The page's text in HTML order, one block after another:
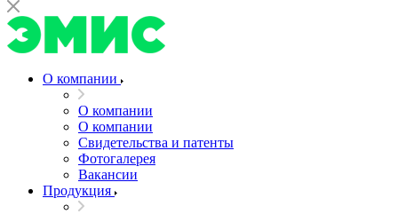
О компании
О компании
О компании
Свидетельства и патенты
Фотогалерея
Вакансии
Продукция